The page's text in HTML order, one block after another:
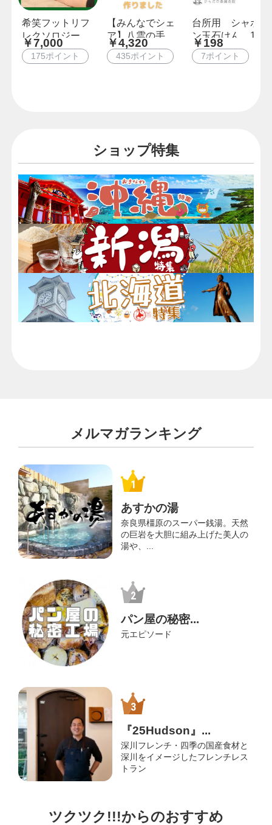
希笑フットリフ
レクソロジー【6
0分コース】
￥7,000
175ポイント
【みんなでシェ
ア】八雲の手作
りカステラ約1
㎏〜お茶会を彩
￥4,320
435ポイント
台所用 シャボ
ン玉石けん 1個
入り
￥198
7ポイント
ショップ特集
メルマガランキング
あすかの湯
奈良県橿原のスーパー銭湯。天然
の巨岩を大胆に組み上げた美人の
湯や、...
パン屋の秘密...
元エピソード
『25Hudson』...
深川フレンチ・四季の国産食材と
深川をイメージしたフレンチレス
トラン
ツクツク!!!からのおすすめ